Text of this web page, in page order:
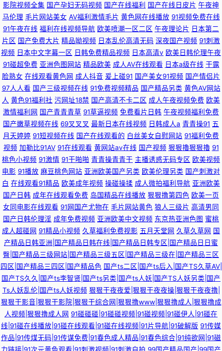
影院视频全集 国产孕妇无码视频 国产在线福利 国产在线日皮片 午夜神
马伦理 毛片网站美女 AV福利激情毛片 黄色网在线播放 91视频免费在线
91午夜在线 福利在线视频导航 欧美喷潮一区二区 午夜理论片 日本第二
片区 国产免费大片 精品呦视频 日本乱伦高清无码 深夜国产视频 91刺激
视频 日本中文字幕一区 日韩免费精品视频 日本高清v 欧美日韩伦理午夜
91碰超免费 亚洲色图网站 精品欧美 成人AV在线观看 日本a级在线 干露
脸熟女 在线观看黄色网 成人抖音 爰上碰91 国产美女91视频 国产情侣片
97人人看 国产三级视频在线 91免费视频精品 国产精品另类 黄色AV网站
人 黄色91福利社 污网址18禁 国产高清不卡二区 成人午夜视频免费 欧美
激情福利网 国产青青青草 91草逼视频 免费看片日韩 午夜视频福利免费
国产嫩草视频在线 69叉叉叉 最新日本在线视频 日韩成人a 青青操91 五
月天婷婷 91短视频在线 国产在线观看的 白丝美女自慰网站 91福利免费
视频 加勒比91AV 91在线观看 黄网站av在线 国产视频 狠狠擼狠狠擼 91
桃色小视频 91激情 91干啪啪 青青操青青干 主播诱惑无码专区 欧美视频
电影 91播放 麻豆桃色网站 亚洲欧美国产另类 欧美伦理另类 国产刺激对
白 在线观看91精品 欧美成年视频 操碰操揉 成人微拍福利导航 亚洲欧美
国产日韩 成年在线观看免费 岛国精品在线播放 狠狠撸第四色 欧美一页
女同电影在线观看 91网国产尤物在 毛片网站黄色 狼人三级片 高清男同
国产日韩伦理淫 成年免费视频 亚洲欧美中文视频 东京热亚洲色图 蜜桃
成人超碰网 91精品小视频 久草福利免费视影 五月天堂网 久草久草网 国
产精品日韩亚洲|国产精品日韩在线|国产精品日韩专区|国产精品日日蜜
臀|国产精品三级网站|国产精品三级五区|国产精品三级在|国产精品三区
四区|国产精品三四区|国产精品色 国产ts二区|国产ts后入|国产TS久草AV|
国产TS久久|国产ts李智贤|国产ts另类|国产ts人妖|国产TS人妖另类|国产
Ts人妖乱伦|国产ts人妖视频 狠狠干夜夜爱|狠狠干夜夜操|狠狠干夜夜撸|
狠狠干影音|狠狠干影院|狠狠干综合网|狠狠撸www|狠狠撸成人|狠狠撸成
人视频|狠狠撸成人网 91碰碰碰|91碰碰视频|91碰视频|91碰伊人|91碰在
线|91碰在线播放|91碰在线观看|91碰在线视频|91片导航|91破解版 91传媒
作品|91传煤无码|91传谋免费|91春色成人精品|91春色综合|91纯欲网|91磁
力链接|91次元黄色观看|91刺激视频|91刺激自拍 99国产精品国产|99国产